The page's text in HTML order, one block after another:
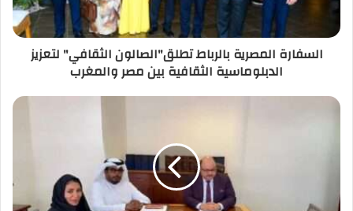
السفارة المصرية بالرباط تطلق"الصالون الثقافي" لتعزيز
الدبلوماسية الثقافية بين مصر والمغرب